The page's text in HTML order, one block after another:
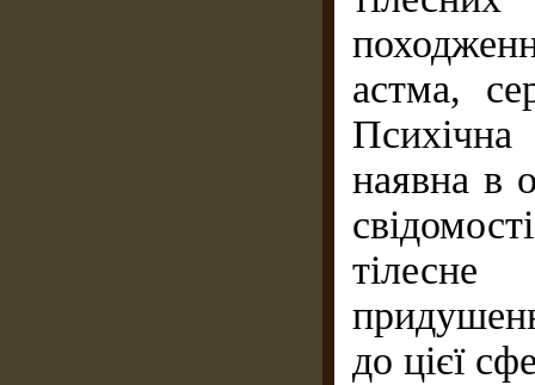
астма,
наявна в
до цієї